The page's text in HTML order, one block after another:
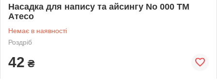
Насадка для напису та айсингу No 000 ТМ
Атесо
Немає в наявності
Роздріб
42 ₴